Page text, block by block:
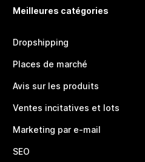
Meilleures catégories
Dropshipping
Places de marché
Avis sur les produits
Ventes incitatives et lots
Marketing par e-mail
SEO